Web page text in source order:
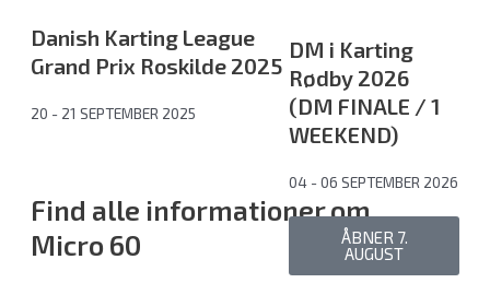
DM i Karting
Rødby 2026
(DM FINALE / 1
WEEKEND)
04 - 06 SEPTEMBER 2026
ÅBNER 7.
AUGUST
Danish Karting League
Grand Prix Roskilde 2025
20 - 21 SEPTEMBER 2025
Find alle informationer om
Micro 60